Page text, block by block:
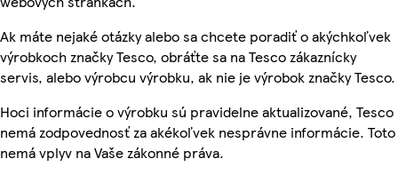
Ak máte nejaké otázky alebo sa chcete poradiť o akýchkoľvek
výrobkoch značky Tesco, obráťte sa na Tesco zákaznícky
servis, alebo výrobcu výrobku, ak nie je výrobok značky Tesco.
Hoci informácie o výrobku sú pravidelne aktualizované, Tesco
nemá zodpovednosť za akékoľvek nesprávne informácie. Toto
nemá vplyv na Vaše zákonné práva.